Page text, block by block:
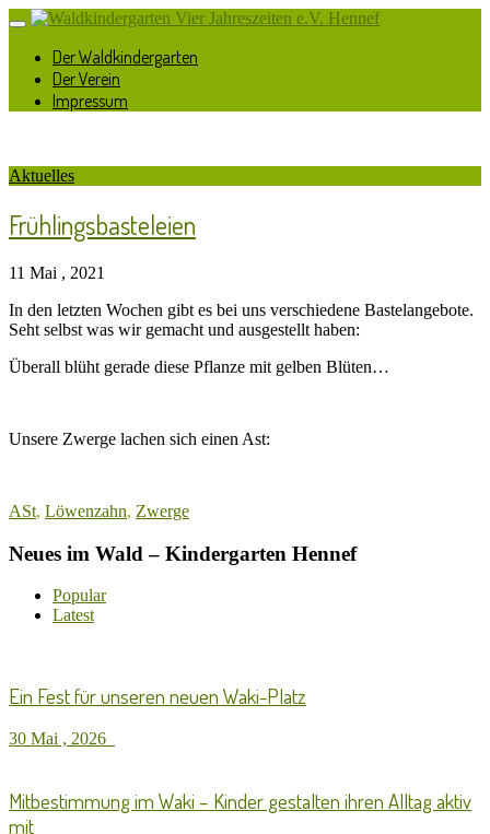
Der Waldkindergarten
Der Verein
Impressum
Aktuelles
Frühlingsbasteleien
11 Mai , 2021
In den letzten Wochen gibt es bei uns verschiedene Bastelangebote.
Seht selbst was wir gemacht und ausgestellt haben:
Überall blüht gerade diese Pflanze mit gelben Blüten…
Unsere Zwerge lachen sich einen Ast:
ASt, Löwenzahn, Zwerge
Neues im Wald – Kindergarten Hennef
Popular
Latest
Ein Fest für unseren neuen Waki-Platz
30 Mai , 2026
Mitbestimmung im Waki – Kinder gestalten ihren Alltag aktiv
mit